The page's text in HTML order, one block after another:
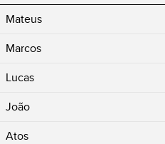
Mateus
Marcos
Lucas
João
Atos